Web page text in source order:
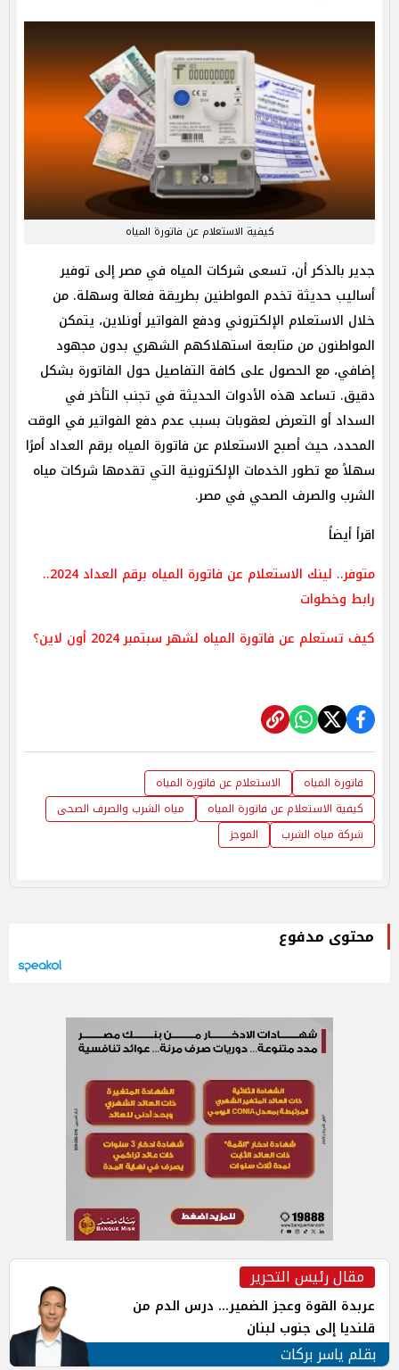
كيفية الاستعلام عن فاتورة المياه
جدير بالذكر أن، تسعى شركات المياه في مصر إلى توفير
أساليب حديثة تخدم المواطنين بطريقة فعالة وسهلة. من
خلال الاستعلام الإلكتروني ودفع الفواتير أونلاين، يتمكن
المواطنون من متابعة استهلاكهم الشهري بدون مجهود
إضافي، مع الحصول على كافة التفاصيل حول الفاتورة بشكل
دقيق. تساعد هذه الأدوات الحديثة في تجنب التأخر في
السداد أو التعرض لعقوبات بسبب عدم دفع الفواتير في الوقت
المحدد، حيث أصبح الاستعلام عن فاتورة المياه برقم العداد أمرًا
سهلاً مع تطور الخدمات الإلكترونية التي تقدمها شركات مياه
الشرب والصرف الصحي في مصر.
اقرأ أيضاً
متوفر.. لينك الاستعلام عن فاتورة المياه برقم العداد 2024..
رابط وخطوات
كيف تستعلم عن فاتورة المياه لشهر سبتمبر 2024 أون لاين؟
فاتورة المياه
الاستعلام عن فاتورة المياه
كيفية الاستعلام عن فاتورة المياه
مياه الشرب والصرف الصحى
شركة مياه الشرب
الموجز
محتوى مدفوع
مقال رئيس التحرير
عربدة القوة وعجز الضمير... درس الدم من
قلنديا إلى جنوب لبنان
بقلم ياسر بركات